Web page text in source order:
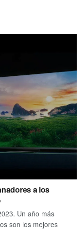
a los
Un año más
son los mejores